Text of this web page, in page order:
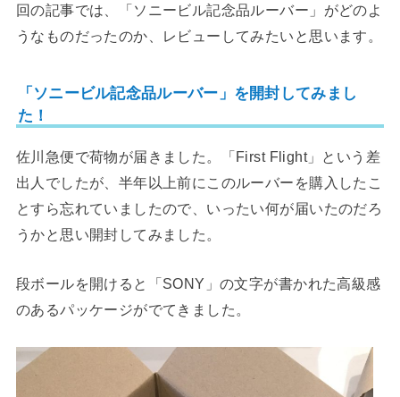
回の記事では、「ソニービル記念品ルーバー」がどのよ
うなものだったのか、レビューしてみたいと思います。
「ソニービル記念品ルーバー」を開封してみまし
た！
佐川急便で荷物が届きました。「First Flight」という差
出人でしたが、半年以上前にこのルーバーを購入したこ
とすら忘れていましたので、いったい何が届いたのだろ
うかと思い開封してみました。
段ボールを開けると「SONY」の文字が書かれた高級感
のあるパッケージがでてきました。